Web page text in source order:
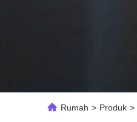
Rumah > Produk >